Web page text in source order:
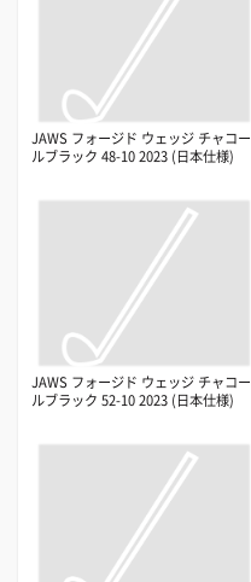
JAWS フォージド ウェッジ チャコー
ルブラック 48-10 2023 (日本仕様)
JAWS フォージド ウェッジ チャコー
ルブラック 52-10 2023 (日本仕様)